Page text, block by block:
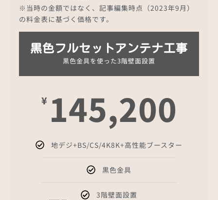
※当時の金額ではなく、記事編集時点（2023年9月）
の料金表に基づく価格です。
黒色フルセットアンテナ工事
黒色金具を使った3階壁面設置
¥ 145,200
地デジ+BS/CS/4K8K+高性能ブースター
黒色金具
3階壁面設置